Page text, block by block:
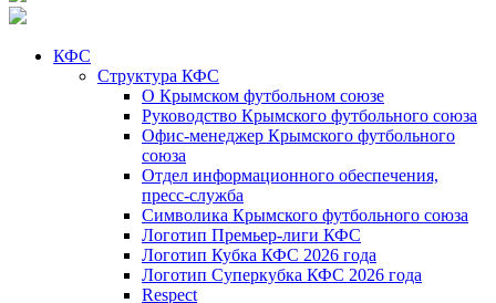
КФС
Структура КФС
О Крымском футбольном союзе
Руководство Крымского футбольного союза
Офис-менеджер Крымского футбольного
союза
Отдел информационного обеспечения,
пресс-служба
Символика Крымского футбольного союза
Логотип Премьер-лиги КФС
Логотип Кубка КФС 2026 года
Логотип Суперкубка КФС 2026 года
Respect